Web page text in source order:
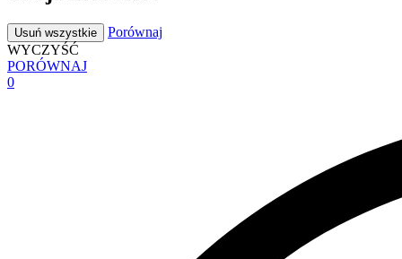
Usuń wszystkie
Porównaj
WYCZYŚĆ
PORÓWNAJ
0